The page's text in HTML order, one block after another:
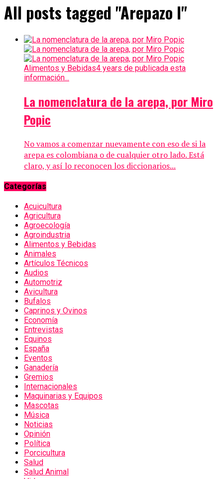
All posts tagged "Arepazo l"
Alimentos y Bebidas4 years de publicada esta
información...
La nomenclatura de la arepa, por Miro
Popic
No vamos a comenzar nuevamente con eso de si la
arepa es colombiana o de cualquier otro lado. Está
claro, y así lo reconocen los diccionarios...
Categorías
Acuicultura
Agricultura
Agroecología
Agroindustria
Alimentos y Bebidas
Animales
Artículos Técnicos
Audios
Automotriz
Avicultura
Bufalos
Caprinos y Ovinos
Economía
Entrevistas
Equinos
España
Eventos
Ganadería
Gremios
Internacionales
Maquinarias y Equipos
Mascotas
Música
Noticias
Opinión
Política
Porcicultura
Salud
Salud Animal